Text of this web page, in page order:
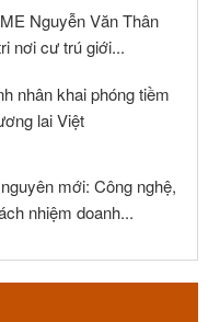
Nguyễn Văn Thân
nơi cư trú giới...
nhân khai phóng tiềm
lai Việt
mới: Công nghệ,
nhiệm doanh...